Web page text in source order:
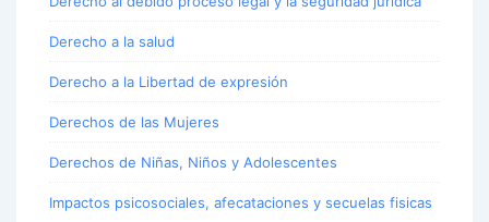
Derecho a la salud
Derecho a la Libertad de expresión
Derechos de las Mujeres
Derechos de Niñas, Niños y Adolescentes
Impactos psicosociales, afecataciones y secuelas fisicas